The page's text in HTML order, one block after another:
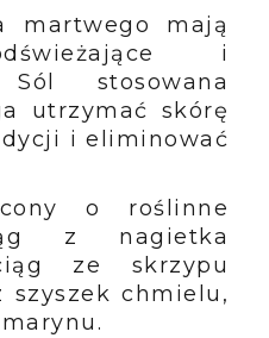
martwego mają
i
stosowana
utrzymać skórę
i eliminować
o roślinne
z nagietka
ze skrzypu
szyszek chmielu,